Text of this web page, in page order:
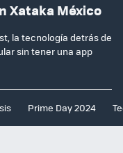
Xataka México
la tecnología detrás de
sin tener una app
Prime Day 2024